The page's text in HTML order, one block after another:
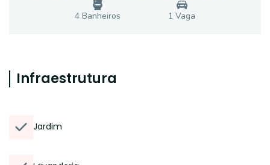
4 Banheiros 1 Vaga
Infraestrutura
Jardim